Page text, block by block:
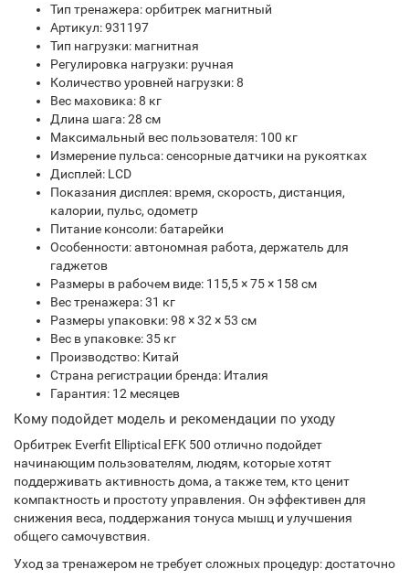
Тип тренажера: орбитрек магнитный
Артикул: 931197
Тип нагрузки: магнитная
Регулировка нагрузки: ручная
Количество уровней нагрузки: 8
Вес маховика: 8 кг
Длина шага: 28 см
Максимальный вес пользователя: 100 кг
Измерение пульса: сенсорные датчики на рукоятках
Дисплей: LCD
Показания дисплея: время, скорость, дистанция,
калории, пульс, одометр
Питание консоли: батарейки
Особенности: автономная работа, держатель для
гаджетов
Размеры в рабочем виде: 115,5 × 75 × 158 см
Вес тренажера: 31 кг
Размеры упаковки: 98 × 32 × 53 см
Вес в упаковке: 35 кг
Производство: Китай
Страна регистрации бренда: Италия
Гарантия: 12 месяцев
Кому подойдет модель и рекомендации по уходу
Орбитрек Everfit Elliptical EFK 500 отлично подойдет
начинающим пользователям, людям, которые хотят
поддерживать активность дома, а также тем, кто ценит
компактность и простоту управления. Он эффективен для
снижения веса, поддержания тонуса мышц и улучшения
общего самочувствия.
Уход за тренажером не требует сложных процедур: достаточно